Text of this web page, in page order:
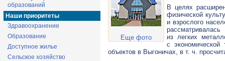
образований
Наши приоритеты
Здравоохранение
Образование
Доступное жилье
Сельское хозяйство
Еще фото
В целях
физической
и взрослого
из легких
с экономической
объектов в Выгоничах, в т. ч.